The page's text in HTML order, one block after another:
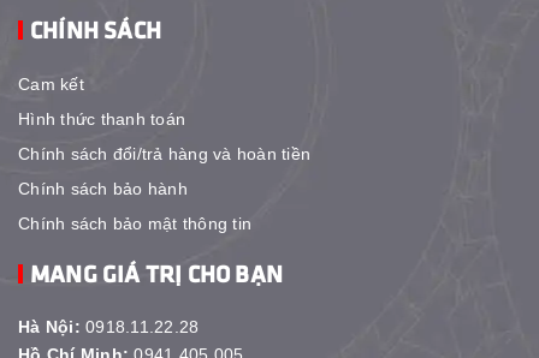
CHÍNH SÁCH
Cam kết
Hình thức thanh toán
Chính sách đổi/trả hàng và hoàn tiền
Chính sách bảo hành
Chính sách bảo mật thông tin
MANG GIÁ TRỊ CHO BẠN
Hà Nội: 0918.11.22.28